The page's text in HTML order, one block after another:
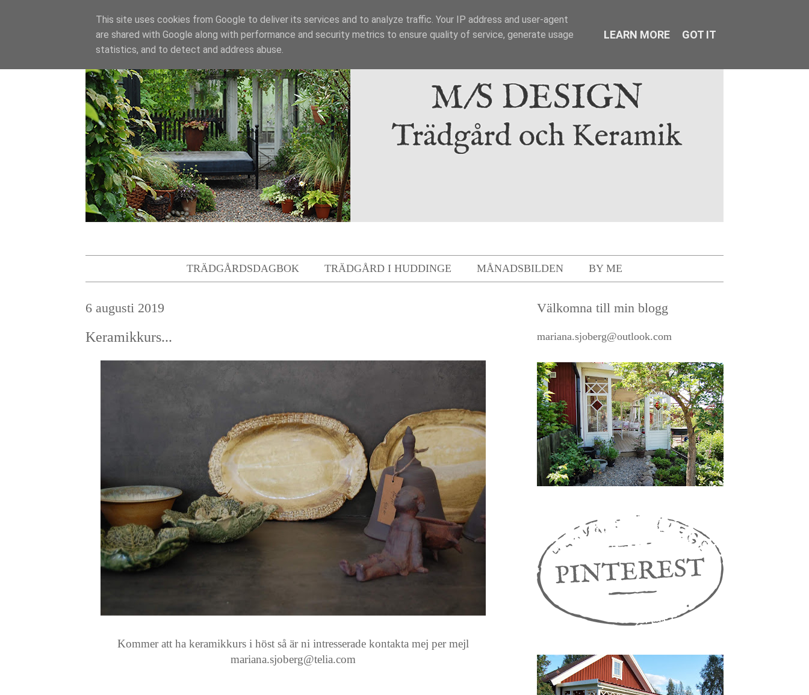
TRÄDGÅRDSDAGBOK TRÄDGÅRD I HUDDINGE MÅNADSBILDEN BY ME
6 augusti 2019
Keramikkurs...
Kommer att ha keramikkurs i höst så är ni intresserade kontakta mej per mejl
mariana.sjoberg@telia.com
Välkomna till min blogg
mariana.sjoberg@outlook.com
This site uses cookies from Google to deliver its services and to analyze traffic. Your IP address and user-agent
are shared with Google along with performance and security metrics to ensure quality of service, generate usage
statistics, and to detect and address abuse.
LEARN MORE GOT IT